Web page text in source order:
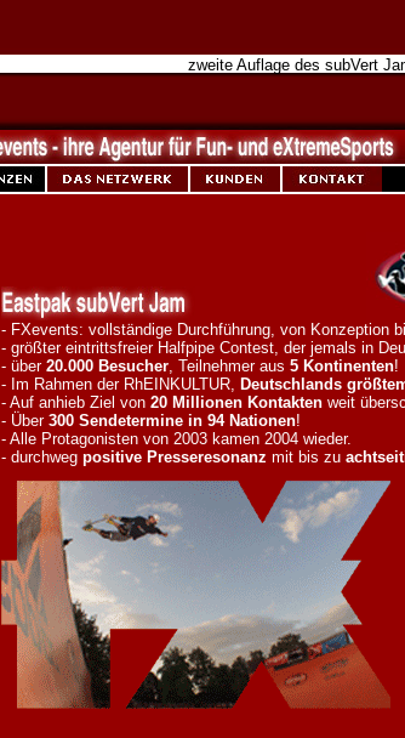
zweite Auflage des subVert
- FXevents: vollständige Durchführung, von Konzeption
- größter eintrittsfreier Halfpipe Contest, der jemals in
- über 20.000 Besucher, Teilnehmer aus 5 Kontinenten!
- Im Rahmen der RhEINKULTUR, Deutschlands
- Auf anhieb Ziel von 20 Millionen Kontakten weit
- Über 300 Sendetermine in 94 Nationen!
- Alle Protagonisten von 2003 kamen 2004 wieder.
- durchweg positive Presseresonanz mit bis zu